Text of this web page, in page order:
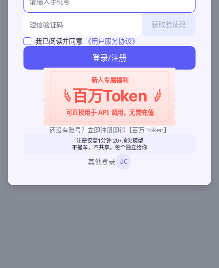
获取验证码
我已阅读并同意
《用户服务协议》
登录/注册
新人专属福利
百万Token
可直接用于 API 调用，无需充值
还没有账号？立即注册即得【百万 Token】
注册仅需1分钟 20+顶尖模型
不撞车，不共享，每个独立给你
其他登录 UC